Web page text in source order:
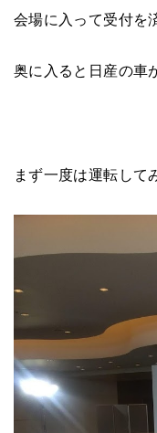
会場に入って受付を
奥に入ると日産の車
まず一度は運転して